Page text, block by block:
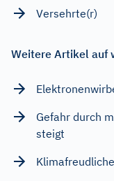
Versehrte(r)
Weitere Artikel auf
Gefahr durch
steigt